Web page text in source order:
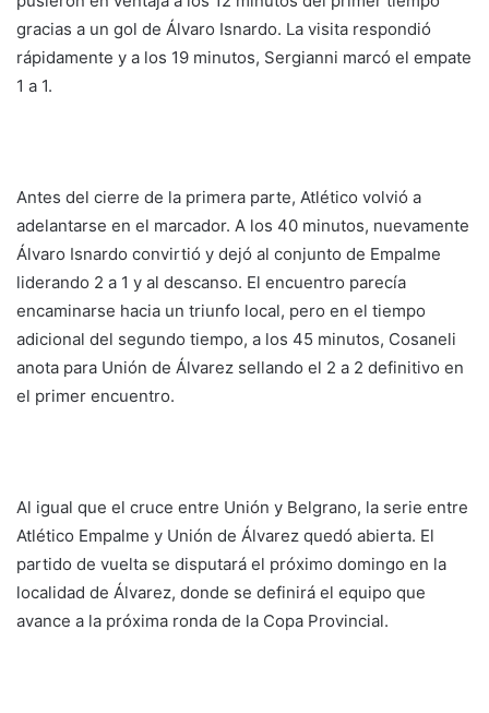
gracias a un gol de Álvaro Isnardo. La visita respondió
rápidamente y a los 19 minutos, Sergianni marcó el empate
1 a 1.
Antes del cierre de la primera parte, Atlético volvió a
adelantarse en el marcador. A los 40 minutos, nuevamente
Álvaro Isnardo convirtió y dejó al conjunto de Empalme
liderando 2 a 1 y al descanso. El encuentro parecía
encaminarse hacia un triunfo local, pero en el tiempo
adicional del segundo tiempo, a los 45 minutos, Cosaneli
anota para Unión de Álvarez sellando el 2 a 2 definitivo en
el primer encuentro.
Al igual que el cruce entre Unión y Belgrano, la serie entre
Atlético Empalme y Unión de Álvarez quedó abierta. El
partido de vuelta se disputará el próximo domingo en la
localidad de Álvarez, donde se definirá el equipo que
avance a la próxima ronda de la Copa Provincial.